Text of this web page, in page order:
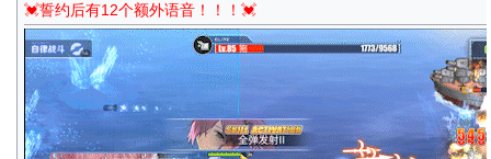
💓誓约后有12个额外语音！！！💓